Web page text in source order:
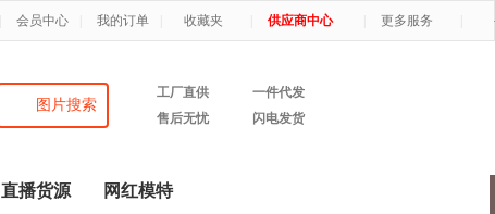
会员中心 我的订单 收藏夹 供应商中心 更多服务
图片搜索
工厂直供
一件代发
售后无忧
闪电发货
直播货源 网红模特